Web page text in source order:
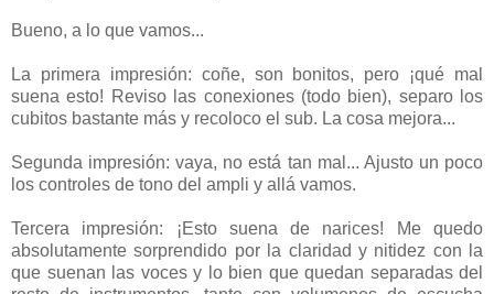
Bueno, a lo que vamos...
La primera impresión: coñe, son bonitos, pero ¡qué mal
suena esto! Reviso las conexiones (todo bien), separo los
cubitos bastante más y recoloco el sub. La cosa mejora...
Segunda impresión: vaya, no está tan mal... Ajusto un poco
los controles de tono del ampli y allá vamos.
Tercera impresión: ¡Esto suena de narices! Me quedo
absolutamente sorprendido por la claridad y nitidez con la
que suenan las voces y lo bien que quedan separadas del